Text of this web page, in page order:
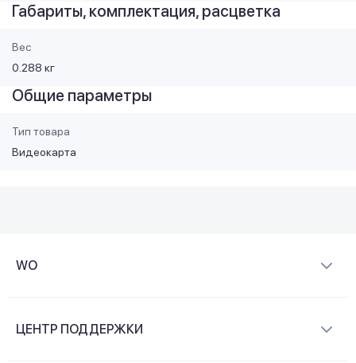
Габариты, комплектация, расцветка
Вес
0.288 кг
Общие параметры
Тип товара
Видеокарта
WO
ЦЕНТР ПОДДЕРЖКИ